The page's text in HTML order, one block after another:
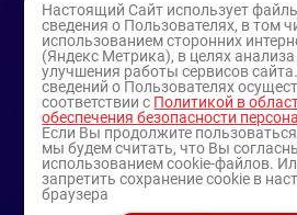
Youtube
Настоящий Сайт использует
сведения о Пользователях, в том
использованием сторонних
(Яндекс Метрика), в целях
улучшения работы сервисов
сведений о Пользователях
соответствии с Политикой в
обеспечения безопасности
Если Вы продолжите
мы будем считать, что Вы
использованием cookie-файлов.
запретить сохранение cookie в
браузера